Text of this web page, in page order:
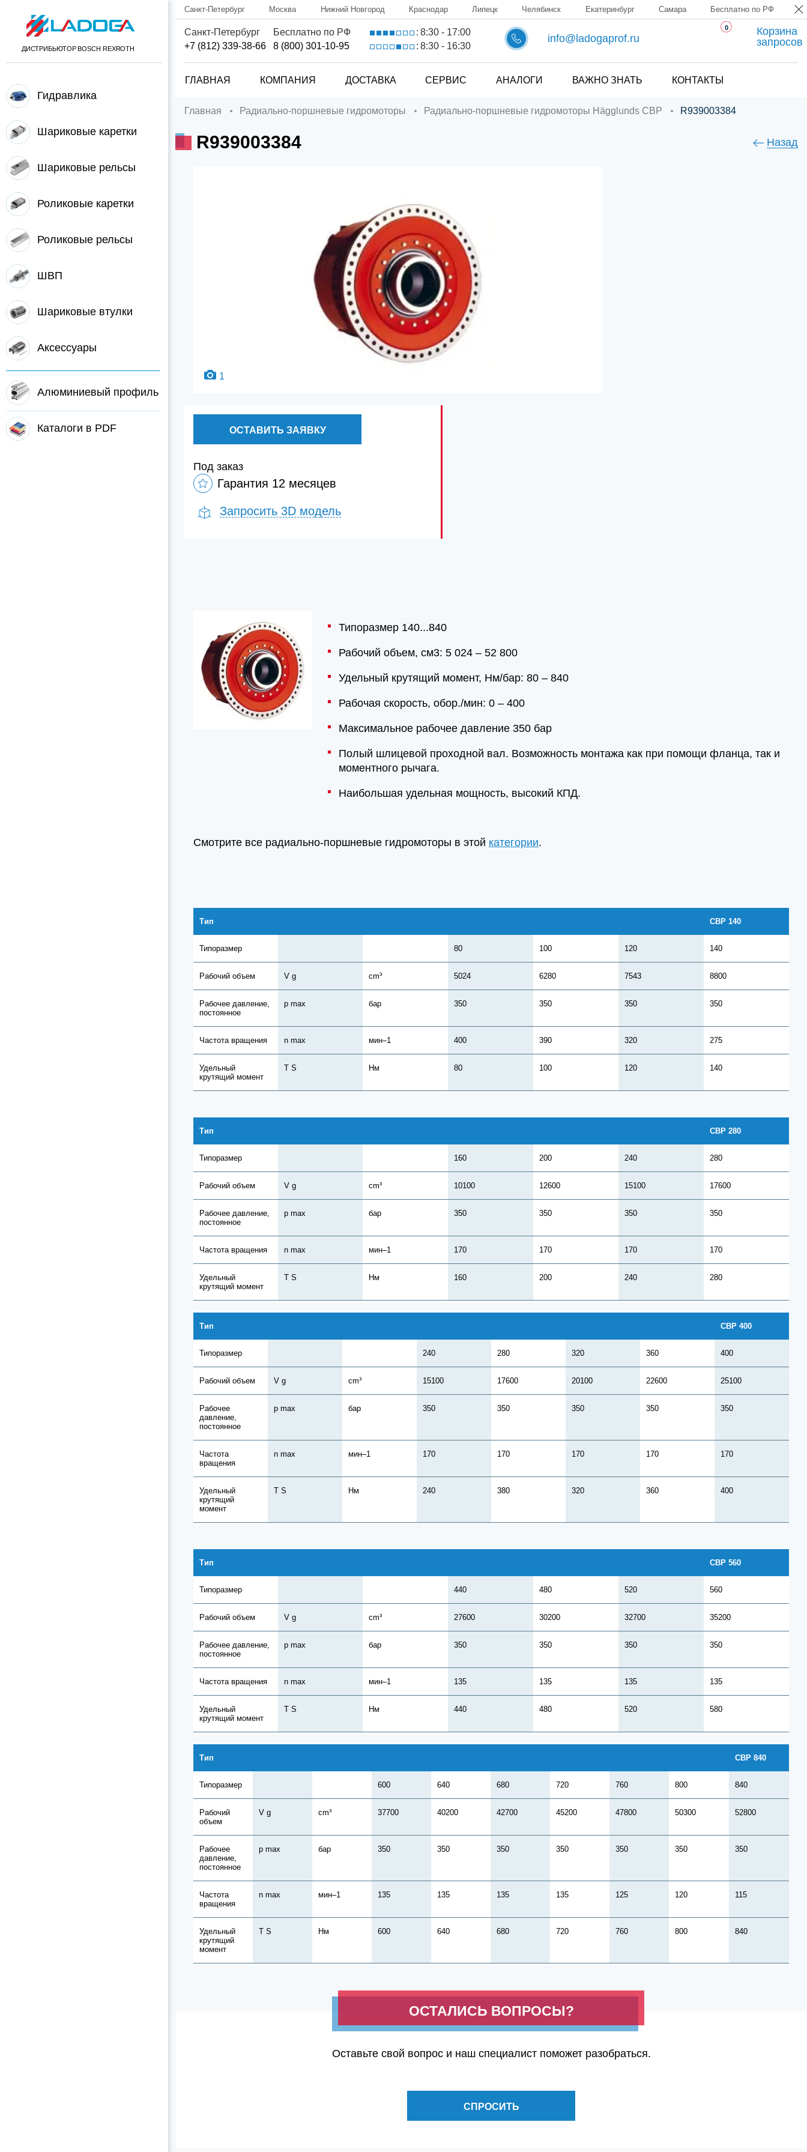
ДИСТРИБЬЮТОР BOSCH REXROTH
Гидравлика
Шариковые каретки
Шариковые рельсы
Роликовые каретки
Роликовые рельсы
ШВП
Шариковые втулки
Аксессуары
Алюминиевый профиль
Каталоги в PDF
Санкт-Петербург Москва Нижний Новгород Краснодар Липецк Челябинск Екатеринбург Самара Бесплатно по РФ
Санкт-Петербург
+7 (812) 339-38-66
Бесплатно по РФ
8 (800) 301-10-95
: 8:30 - 17:00
: 8:30 - 16:30
info@ladogaprof.ru
0
Корзина
запросов
ГЛАВНАЯ КОМПАНИЯ ДОСТАВКА СЕРВИС АНАЛОГИ ВАЖНО ЗНАТЬ КОНТАКТЫ
Главная Радиально-поршневые гидромоторы Радиально-поршневые гидромоторы Hägglunds CBP R939003384
R939003384 Назад
1
ОСТАВИТЬ ЗАЯВКУ
Под заказ
Гарантия 12 месяцев
Запросить 3D модель
Типоразмер 140...840
Рабочий объем, см3: 5 024 – 52 800
Удельный крутящий момент, Hм/бар: 80 – 840
Рабочая скорость, обор./мин: 0 – 400
Максимальное рабочее давление 350 бар
Полый шлицевой проходной вал. Возможность монтажа как при помощи фланца, так и
моментного рычага.
Наибольшая удельная мощность, высокий КПД.
Смотрите все радиально-поршневые гидромоторы в этой категории.
Тип CBP 140
Типоразмер 80 100 120 140
Рабочий объем V g cm³ 5024 6280 7543 8800
Рабочее давление,
постоянное
p max бар 350 350 350 350
Частота вращения n max мин–1 400 390 320 275
Удельный
крутящий момент
T S Нм 80 100 120 140
Тип CBP 280
Типоразмер 160 200 240 280
Рабочий объем V g cm³ 10100 12600 15100 17600
Рабочее давление,
постоянное
p max бар 350 350 350 350
Частота вращения n max мин–1 170 170 170 170
Удельный
крутящий момент
T S Нм 160 200 240 280
Тип CBP 400
Типоразмер 240 280 320 360 400
Рабочий объем V g cm³ 15100 17600 20100 22600 25100
Рабочее
давление,
постоянное
p max бар 350 350 350 350 350
Частота
вращения
n max мин–1 170 170 170 170 170
Удельный
крутящий
момент
T S Нм 240 380 320 360 400
Тип CBP 560
Типоразмер 440 480 520 560
Рабочий объем V g cm³ 27600 30200 32700 35200
Рабочее давление,
постоянное
p max бар 350 350 350 350
Частота вращения n max мин–1 135 135 135 135
Удельный
крутящий момент
T S Нм 440 480 520 580
Тип CBP 840
Типоразмер 600 640 680 720 760 800 840
Рабочий
объем
V g cm³ 37700 40200 42700 45200 47800 50300 52800
Рабочее
давление,
постоянное
p max бар 350 350 350 350 350 350 350
Частота
вращения
n max мин–1 135 135 135 135 125 120 115
Удельный
крутящий
момент
T S Нм 600 640 680 720 760 800 840
ОСТАЛИСЬ ВОПРОСЫ?
Оставьте свой вопрос и наш специалист поможет разобраться.
СПРОСИТЬ